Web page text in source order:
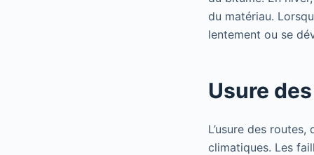
du matériau.
lentement ou se
Usure
L’usure des
climatiques. Les